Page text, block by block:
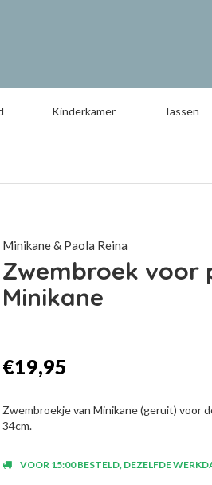
Kinderkamer Tassen
Minikane & Paola Reina
Zwembroek voor
Minikane
€19,95
Zwembroekje van Minikane (geruit) voor
34cm.
VOOR 15:00 BESTELD, DEZELFDE